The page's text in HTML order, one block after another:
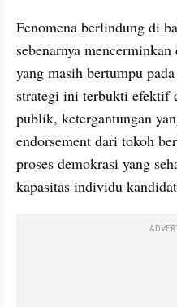
Fenomena berlindung di
sebenarnya
yang masih bertumpu
strategi ini terbukti efektif
publik, ketergantungan
endorsement dari tokoh
proses demokrasi yang
kapasitas individu